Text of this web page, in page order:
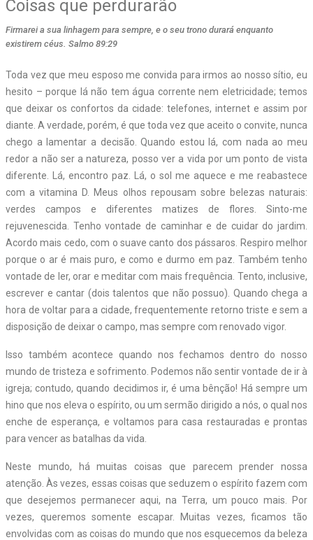
Coisas que perdurarão
Firmarei a sua linhagem para sempre, e o seu trono durará enquanto
existirem céus. Salmo 89:29
Toda vez que meu esposo me convida para irmos ao nosso sítio, eu
hesito – porque lá não tem água corrente nem eletricidade; temos
que deixar os confortos da cidade: telefones, internet e assim por
diante. A verdade, porém, é que toda vez que aceito o convite, nunca
chego a lamentar a decisão. Quando estou lá, com nada ao meu
redor a não ser a natureza, posso ver a vida por um ponto de vista
diferente. Lá, encontro paz. Lá, o sol me aquece e me reabastece
com a vitamina D. Meus olhos repousam sobre belezas naturais:
verdes campos e diferentes matizes de flores. Sinto-me
rejuvenescida. Tenho vontade de caminhar e de cuidar do jardim.
Acordo mais cedo, com o suave canto dos pássaros. Respiro melhor
porque o ar é mais puro, e como e durmo em paz. Também tenho
vontade de ler, orar e meditar com mais frequência. Tento, inclusive,
escrever e cantar (dois talentos que não possuo). Quando chega a
hora de voltar para a cidade, frequentemente retorno triste e sem a
disposição de deixar o campo, mas sempre com renovado vigor.
Isso também acontece quando nos fechamos dentro do nosso
mundo de tristeza e sofrimento. Podemos não sentir vontade de ir à
igreja; contudo, quando decidimos ir, é uma bênção! Há sempre um
hino que nos eleva o espírito, ou um sermão dirigido a nós, o qual nos
enche de esperança, e voltamos para casa restauradas e prontas
para vencer as batalhas da vida.
Neste mundo, há muitas coisas que parecem prender nossa
atenção. Às vezes, essas coisas que seduzem o espírito fazem com
que desejemos permanecer aqui, na Terra, um pouco mais. Por
vezes, queremos somente escapar. Muitas vezes, ficamos tão
envolvidas com as coisas do mundo que nos esquecemos da beleza